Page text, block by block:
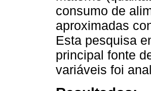
consumo de
aproximadas
Esta pesquisa
principal fonte
variáveis foi